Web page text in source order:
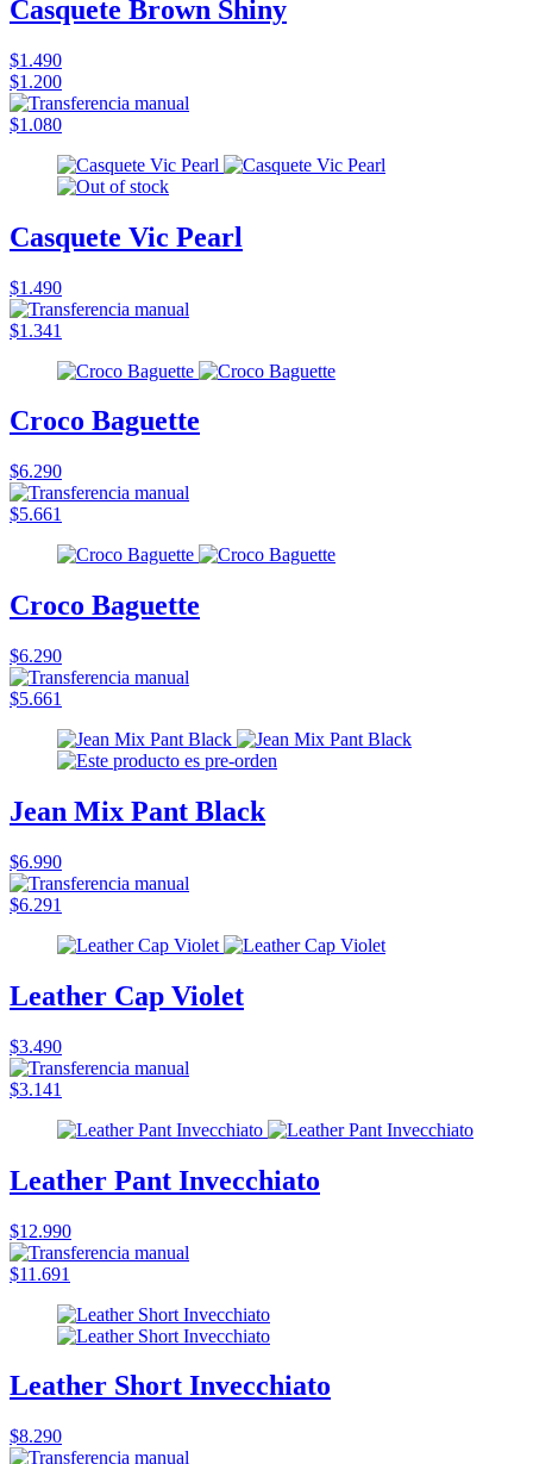
Casquete Brown Shiny
$1.490
$1.200
$1.080
Casquete Vic Pearl
$1.490
$1.341
Croco Baguette
$6.290
$5.661
Croco Baguette
$6.290
$5.661
Jean Mix Pant Black
$6.990
$6.291
Leather Cap Violet
$3.490
$3.141
Leather Pant Invecchiato
$12.990
$11.691
Leather Short Invecchiato
$8.290